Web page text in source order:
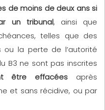
de moins de deux ans si
un tribunal, ainsi que
telles que des
ou la perte de l’autorité
B3 ne sont pas inscrites
être effacées après
et sans récidive, ou par